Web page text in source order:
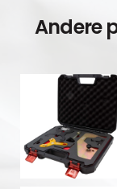
Andere